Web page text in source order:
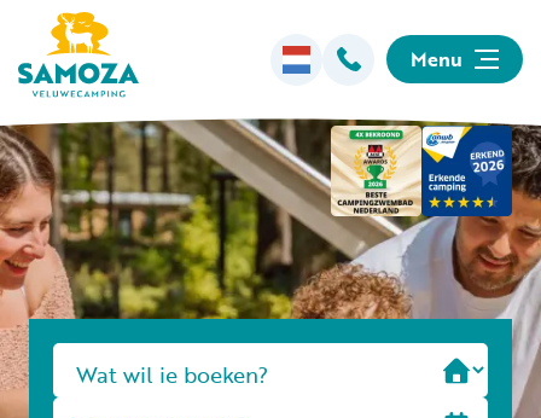
Menu
Overnachten
Faciliteiten
Animatie
Omgeving